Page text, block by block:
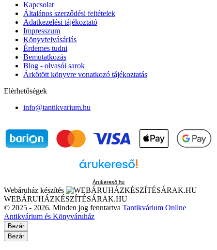
Kapcsolat
Általános szerződési feltételek
Adatkezelési tájékoztató
Impresszum
Könyvfelvásárlás
Érdemes tudni
Bemutatkozás
Blog - olvasói sarok
Árkötött könyvre vonatkozó tájékoztatás
Elérhetőségek
info@tantikvarium.hu
Árukereső.hu
Webáruház készítés
WEBÁRUHÁZKÉSZÍTÉSÁRAK.HU
© 2025 - 2026. Minden jog fenntartva Tantikvárium Online
Antikvárium és Könyváruház
Bezár
Bezár